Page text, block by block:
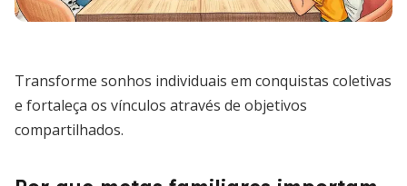
Transforme sonhos individuais em conquistas coletivas
e fortaleça os vínculos através de objetivos
compartilhados.